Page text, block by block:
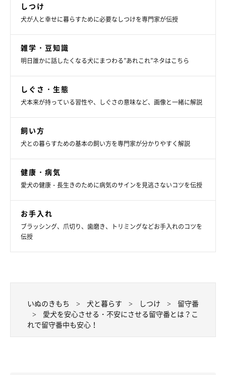
しつけ
犬が人と幸せに暮らすために必要なしつけを専門家が伝授
雑学・豆知識
明日誰かに話したくなる犬にまつわる”あれこれ”ネタはこちら
しぐさ・生態
犬本来が持っている習性や、しぐさの意味など、画像と一緒に解説
飼い方
犬との暮らすための基本の飼い方を専門家が分かりやすく解説
健康・病気
愛犬の健康・長生きのために病気のサインを見逃さないコツを伝授
お手入れ
ブラッシング、爪切り、歯磨き、トリミングなどお手入れのコツを
伝授
いぬのきもち 犬と暮らす しつけ
留守番
愛犬を安心させる・不安にさせる留守番とは？こ
れで留守番中も安心！